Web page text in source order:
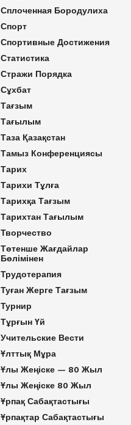
Сплоченная Бородулиха
Спорт
Спортивные Достижения
Статистика
Стражи Порядка
Сұхбат
Тағзым
Тағылым
Таза Қазақстан
Тамыз Конференциясы
Тарих
Тарихи Тұлға
Тарихқа Тағзым
Тарихтан Тағылым
Творчество
Төтенше Жағдайлар
Бөлімінен
Трудотерапия
Туған Жерге Тағзым
Турнир
Тұрғын Үй
Учительские Вести
Ұлттық Мұра
Ұлы Жеңіске — 80 Жыл
Ұлы Жеңіске 80 Жыл
Ұрпақ Сабақтастығы
Ұрпақтар Сабақтастығы